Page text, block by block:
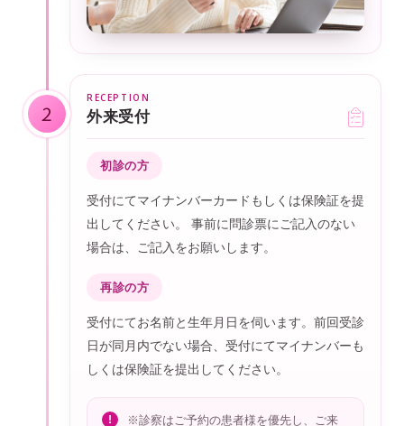
2 外来受付
初診の方
受付にてマイナンバーカードもしくは保険証を提
出してください。 事前に問診票にご記入のない
場合は、ご記入をお願いします。
再診の方
受付にてお名前と生年月日を伺います。前回受診
日が同月内でない場合、受付にてマイナンバーも
しくは保険証を提出してください。
※診察はご予約の患者様を優先し、ご来